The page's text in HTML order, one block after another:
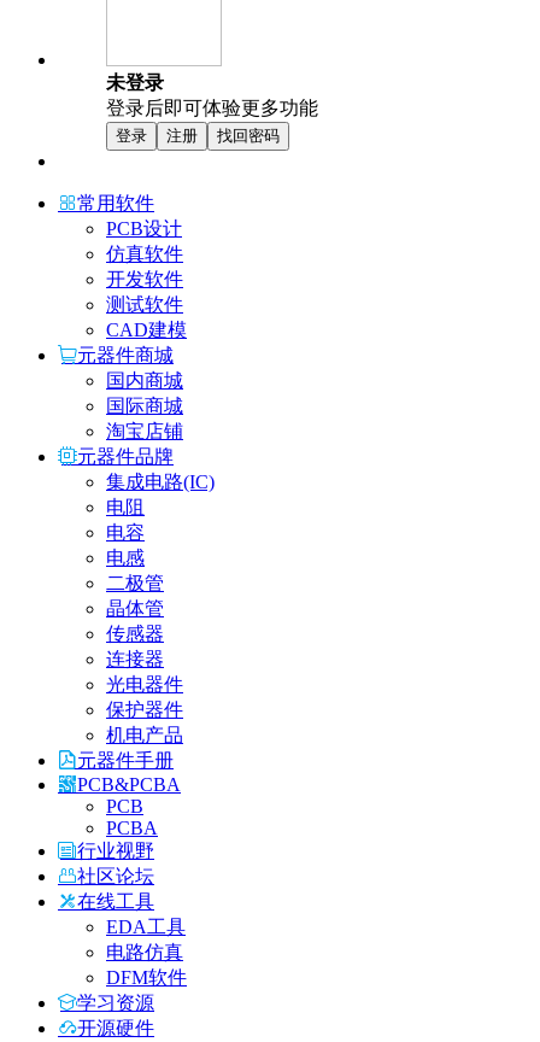
未登录
登录后即可体验更多功能
登录 注册 找回密码
常用软件
PCB设计
仿真软件
开发软件
测试软件
CAD建模
元器件商城
国内商城
国际商城
淘宝店铺
元器件品牌
集成电路(IC)
电阻
电容
电感
二极管
晶体管
传感器
连接器
光电器件
保护器件
机电产品
元器件手册
PCB&PCBA
PCB
PCBA
行业视野
社区论坛
在线工具
EDA工具
电路仿真
DFM软件
学习资源
开源硬件